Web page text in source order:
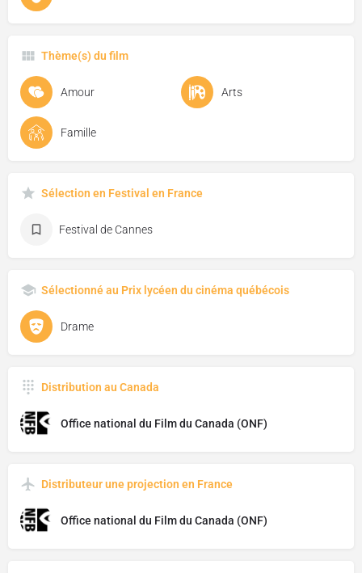
Thème(s) du film
Amour Arts
Famille
Sélection en Festival en France
Festival de Cannes
Sélectionné au Prix lycéen du cinéma québécois
Drame
Distribution au Canada
Office national du Film du Canada (ONF)
Distributeur une projection en France
Office national du Film du Canada (ONF)